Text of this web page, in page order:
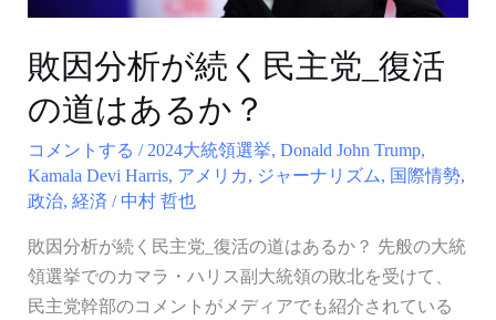
敗因分析が続く民主党_復活
の道はあるか？
コメントする /2024大統領選挙, Donald John Trump,
Kamala Devi Harris, アメリカ, ジャーナリズム, 国際情勢,
政治, 経済 / 中村 哲也
敗因分析が続く民主党_復活の道はあるか？ 先般の大統
領選挙でのカマラ・ハリス副大統領の敗北を受けて、
民主党幹部のコメントがメディアでも紹介されている
主
党
_
復
活
の
道
る